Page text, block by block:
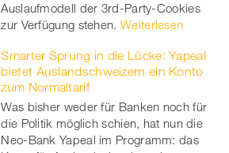
Auslaufmodell der 3rd-Party-Cookies
zur Verfügung stehen. Weiterlesen
Smarter Sprung in die Lücke: Yapeal
bietet Auslandschweizern ein Konto
zum Normaltarif
Was bisher weder für Banken noch für
die Politik möglich schien, hat nun die
Neo-Bank Yapeal im Programm: das